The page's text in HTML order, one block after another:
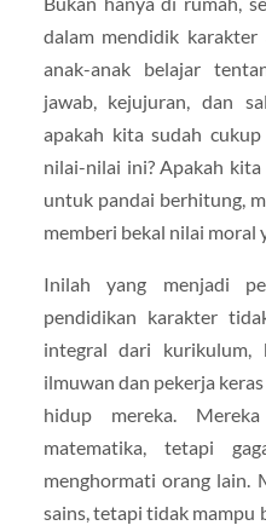
dalam mendidik karakter
anak-anak belajar
jawab, kejujuran, dan
apakah kita sudah
nilai-nilai ini? Apakah kita
untuk pandai berhitung,
memberi bekal nilai moral
Inilah yang menjadi
pendidikan karakter
integral dari kurikulum,
ilmuwan dan pekerja
hidup mereka.
matematika, tetapi
menghormati orang lain.
sains, tetapi tidak mampu